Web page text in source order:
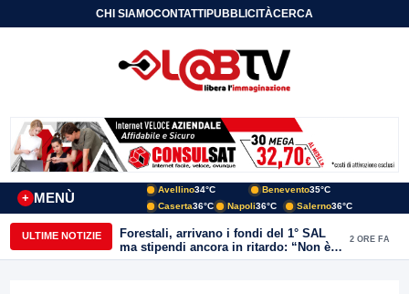
CHI SIAMOCONTATTIPUBBLICITÀCERCA
MENÙ
+
Avellino34°C Benevento35°C
Caserta36°C Napoli36°C Salerno36°C
ULTIME NOTIZIE
Forestali, arrivano i fondi del 1° SAL
ma stipendi ancora in ritardo: “Non è
più sostenibile”
2 ORE FA